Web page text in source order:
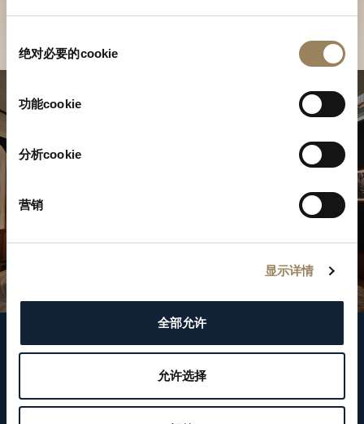
绝对必要的cookie
功能cookie
分析cookie
营销
显示详情
全部允许
允许选择
尋找專賣店
關注我們
WeChat ID